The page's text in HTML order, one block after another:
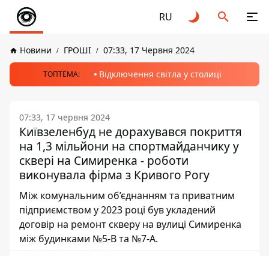
RU
Новини ГРОШІ 07:33, 17 Червня 2024
ТОПТЕМА: Відключення світла у столиці
07:33, 17 червня 2024
Київзеленбуд не дорахувався покриття
на 1,3 мільйони на спортмайданчику у
сквері на Симиренка - роботи
виконувала фірма з Кривого Рогу
Між комунальним об’єднанням та приватним
підприємством у 2023 році був укладений
договір на ремонт скверу на вулиці Симиренка
між будинками №5-В та №7-А.